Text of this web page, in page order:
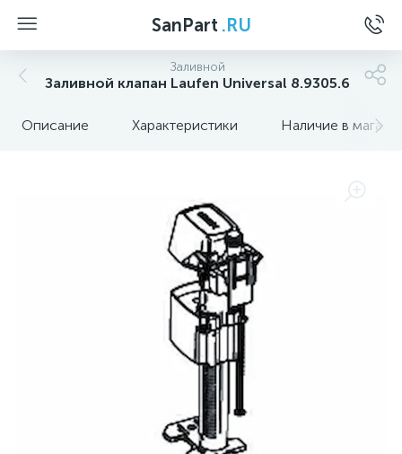
SanPart .RU
Заливной
Заливной клапан Laufen Universal 8.9305.6
Описание Характеристики Наличие в